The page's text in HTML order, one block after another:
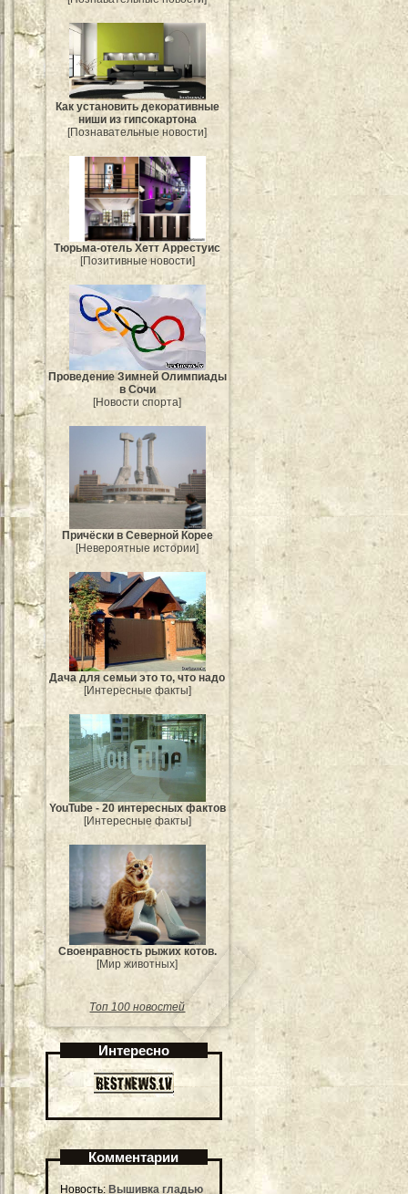
Как установить декоративные
ниши из гипсокартона
[Познавательные новости]
Тюрьма-отель Хетт Аррестуис
[Позитивные новости]
Проведение Зимней Олимпиады
в Сочи
[Новости спорта]
Причёски в Северной Корее
[Невероятные истории]
Дача для семьи это то, что надо
[Интересные факты]
YouTube - 20 интересных фактов
[Интересные факты]
Своенравность рыжих котов.
[Мир животных]
Топ 100 новостей
Интересно
Комментарии
Новость: Вышивка гладью